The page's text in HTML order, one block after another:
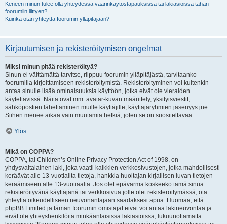
Keneen minun tulee olla yhteydessä väärinkäytöstapauksissa tai lakiasioissa tähän
foorumiin liittyen?
Kuinka otan yhteyttä foorumin ylläpitäjään?
Kirjautumisen ja rekisteröitymisen ongelmat
Miksi minun pitää rekisteröityä?
Sinun ei välttämättä tarvitse, riippuu foorumin ylläpitäjästä, tarvitaanko
foorumilla kirjoittamiseen rekisteröitymistä. Rekisteröityminen voi kuitenkin
antaa sinulle lisää ominaisuuksia käyttöön, jotka eivät ole vieraiden
käytettävissä. Näitä ovat mm. avatar-kuvan määrittely, yksityisviestit,
sähköpostien lähettäminen muille käyttäjille, käyttäjäryhmien jäsenyys jne.
Siihen menee aikaa vain muutamia hetkiä, joten se on suositeltavaa.
Ylös
Mikä on COPPA?
COPPA, tai Children’s Online Privacy Protection Act of 1998, on
yhdysvaltalainen laki, joka vaatii kaikkien verkkosivustojen, jotka mahdollisesti
keräävät alle 13-vuotiailta tietoja, hankkia huoltajan kirjallisen luvan tietojen
keräämiseen alle 13-vuotiaalta. Jos olet epävarma koskeeko tämä sinua
rekisteröityvänä käyttäjänä tai verkkosivua jolle olet rekisteröitymässä, ota
yhteyttä oikeudelliseen neuvonantajaan saadaksesi apua. Huomaa, että
phpBB Limited ja tämän foorumin omistajat eivät voi antaa lakineuvontaa ja
eivät ole yhteyshenkilöitä minkäänlaisissa lakiasioissa, lukuunottamatta